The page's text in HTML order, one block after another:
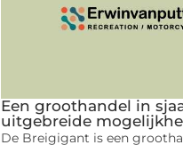
Een groothandel in
uitgebreide
De Breigigant is een